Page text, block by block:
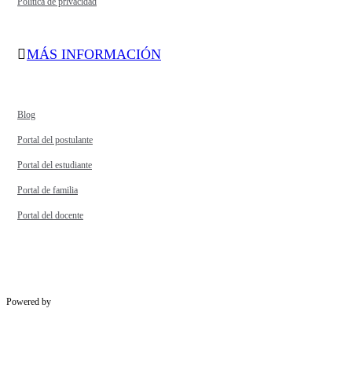
MÁS INFORMACIÓN
Blog
Portal del postulante
Portal del estudiante
Portal de familia
Portal del docente
Powered by